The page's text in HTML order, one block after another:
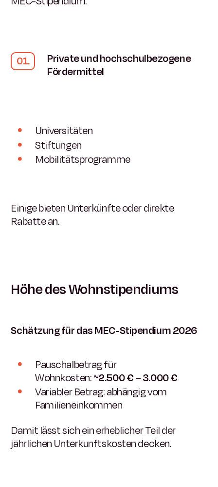
Private und hochschulbezogene
Fördermittel
Universitäten
Stiftungen
Mobilitätsprogramme
Einige bieten Unterkünfte oder direkte
Rabatte an.
Höhe des Wohnstipendiums
Schätzung für das MEC-Stipendium 2026
Pauschalbetrag für
Wohnkosten:~2.500 € – 3.000 €
Variabler Betrag: abhängig vom
Familieneinkommen
Damit lässt sich ein erheblicher Teil der
jährlichen Unterkunftskosten decken.